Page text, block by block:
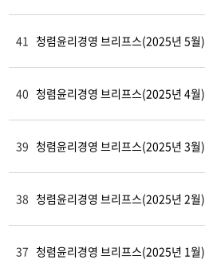
41 청렴윤리경영 브리프스(2025년 5월)
40 청렴윤리경영 브리프스(2025년 4월)
39 청렴윤리경영 브리프스(2025년 3월)
38 청렴윤리경영 브리프스(2025년 2월)
37 청렴윤리경영 브리프스(2025년 1월)